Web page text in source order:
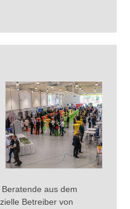
aus dem
Betreiber von